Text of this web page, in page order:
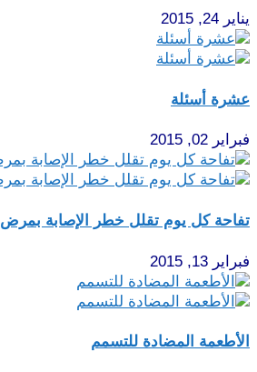
يناير 24, 2015
عشرة أسئلة
فبراير 02, 2015
تفاحة كل يوم تقلل خطر الإصابة بمرض
فبراير 13, 2015
الأطعمة المضادة للتسمم